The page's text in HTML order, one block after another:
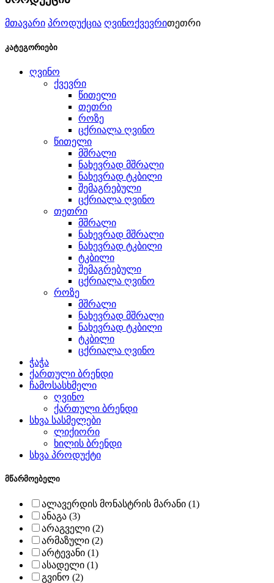
მთავარი პროდუქცია ღვინოქვევრითეთრი
კატეგორიები
ღვინო
ქვევრი
წითელი
თეთრი
როზე
ცქრიალა ღვინო
წითელი
მშრალი
ნახევრად მშრალი
ნახევრად ტკბილი
შემაგრებული
ცქრიალა ღვინო
თეთრი
მშრალი
ნახევრად მშრალი
ნახევრად ტკბილი
ტკბილი
შემაგრებული
ცქრიალა ღვინო
როზე
მშრალი
ნახევრად მშრალი
ნახევრად ტკბილი
ტკბილი
ცქრიალა ღვინო
ჭაჭა
ქართული ბრენდი
ჩამოსასხმელი
ღვინო
ქართული ბრენდი
სხვა სასმელები
ლიქიორი
ხილის ბრენდი
სხვა პროდუქტი
მწარმოებელი
ალავერდის მონასტრის მარანი (1)
ანაგა (3)
არაგველი (2)
არმაზული (2)
არტევანი (1)
ასადელი (1)
გვინო (2)